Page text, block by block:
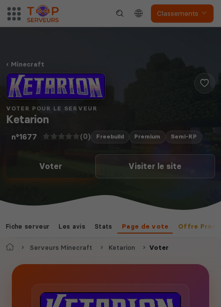
Classements
Minecraft
VOTER POUR LE SERVEUR
Ketarion
n°1677 (0) Freebuild Premium Semi-RP
Voter Visiter le site
Fiche serveur Les avis Stats Page de vote Offre
AccueilServeurs Minecraft Ketarion Voter